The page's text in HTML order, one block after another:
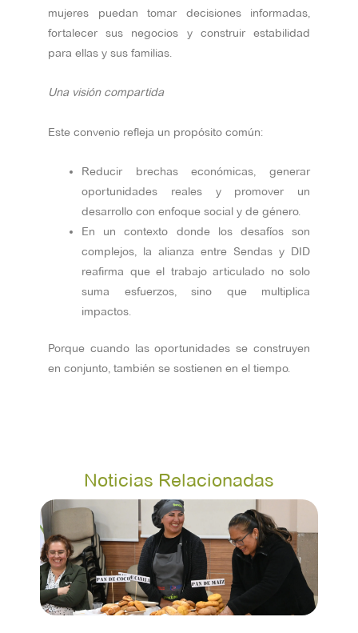
mujeres puedan tomar decisiones informadas,
fortalecer sus negocios y construir estabilidad
para ellas y sus familias.
Una visión compartida
Este convenio refleja un propósito común:
Reducir brechas económicas, generar
oportunidades reales y promover un
desarrollo con enfoque social y de género.
En un contexto donde los desafíos son
complejos, la alianza entre Sendas y DID
reafirma que el trabajo articulado no solo
suma esfuerzos, sino que multiplica
impactos.
Porque cuando las oportunidades se construyen
en conjunto, también se sostienen en el tiempo.
Noticias Relacionadas